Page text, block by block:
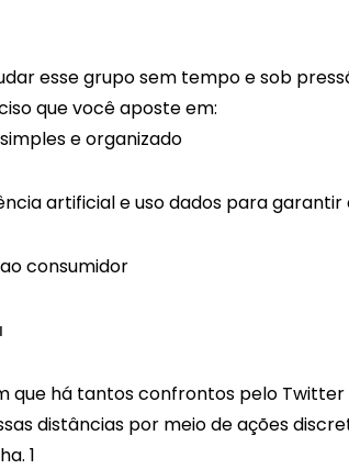
esse grupo sem tempo e sob
que você aposte em:
e organizado
artificial e uso dados para garantir
consumidor
que há tantos confrontos pelo
distâncias por meio de ações
1